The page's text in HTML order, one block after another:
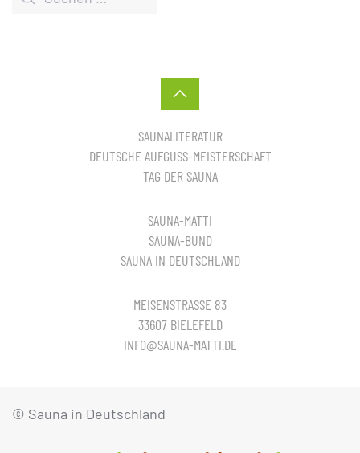
SAUNALITERATUR
DEUTSCHE AUFGUSS-MEISTERSCHAFT
TAG DER SAUNA
SAUNA-MATTI
SAUNA-BUND
SAUNA IN DEUTSCHLAND
MEISENSTRASSE 83
33607 BIELEFELD
INFO@SAUNA-MATTI.DE
© Sauna in Deutschland